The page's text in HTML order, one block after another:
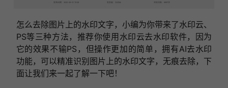
发布日期：2022-06-01 15:06 发表者：水印云 浏览次数：6697次
怎么去除图片上的水印文字，小编为你带来了水印云、
PS等三种方法，推荐你使用水印云去水印软件，因为
它的效果不输PS，但操作更加的简单，拥有AI去水印
功能，可以精准识别图片上的水印文字，无痕去除，下
面让我们来一起了解一下吧！